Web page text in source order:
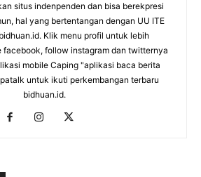
situs indenpenden dan bisa berekpresi
hal yang bertentangan dengan UU ITE
Klik menu profil untuk lebih
facebook, follow instagram dan twitternya
mobile Caping "aplikasi baca berita
untuk ikuti perkembangan terbaru
bidhuan.id.